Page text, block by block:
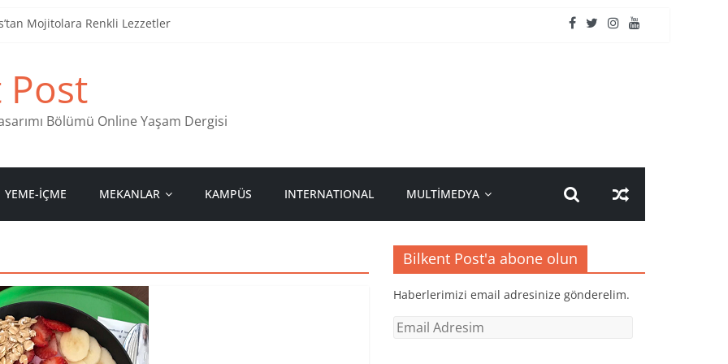
Mojitolara Renkli Lezzetler
Stamps in Ankara
Bölümü Online Yaşam Dergisi
YEME-İÇME MEKANLAR KAMPÜS INTERNATIONAL MULTİMEDYA
Bilkent Post'a abone olun
Haberlerimizi email adresinize gönderelim.
Email